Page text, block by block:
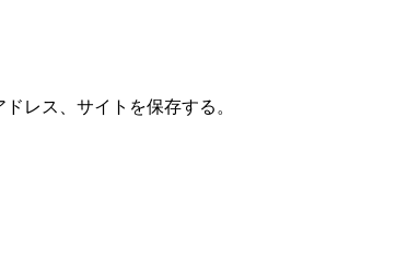
レス、サイトを保存する。